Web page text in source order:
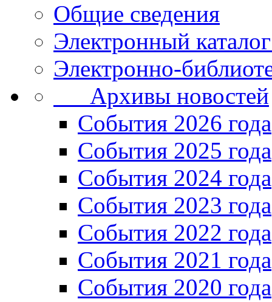
Общие сведения
Электронный
Электронно-
Архивы новостей
Cобытия 2026 года
События 2025 года
События 2024 года
События 2023 года
Cобытия 2022 года
Cобытия 2021 года
События 2020 года